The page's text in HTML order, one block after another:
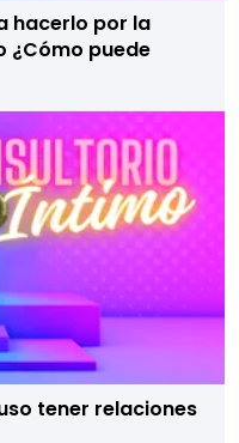
hacerlo por la
¿Cómo puede
tener relaciones